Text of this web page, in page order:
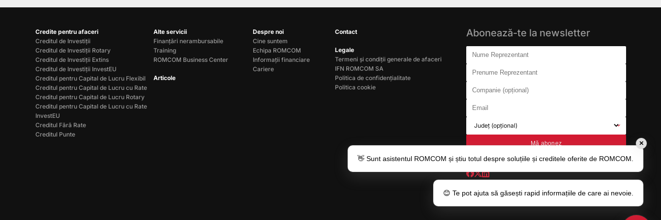
Credite pentru afaceri
Creditul de Investiții
Creditul de Investiții Rotary
Creditul de Investiții Extins
Creditul de Investiții InvestEU
Creditul pentru Capital de Lucru Flexibil
Creditul pentru Capital de Lucru cu Rate
Creditul pentru Capital de Lucru Rotary
Creditul pentru Capital de Lucru cu Rate
InvestEU
Creditul Fără Rate
Creditul Punte
Alte servicii
Finanțări nerambursabile
Training
ROMCOM Business Center
Articole
Despre noi
Cine suntem
Echipa ROMCOM
Informații financiare
Cariere
Contact
Legale
Termeni și condiții generale de afaceri
IFN ROMCOM SA
Politica de confidențialitate
Politica cookie
Abonează-te la newsletter
Don't fill this out:
Nume Reprezentant
Prenume Reprezentant
Companie (opțional)
Email
Județ (opțional)
Mă abonez ✕
👋 Sunt asistentul ROMCOM și știu totul despre soluțiile și creditele oferite de ROMCOM.
😊 Te pot ajuta să găsești rapid informațiile de care ai nevoie.